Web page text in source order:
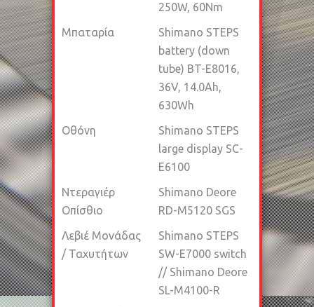
250W, 60Nm
Μπαταρία
Shimano STEPS
battery (down
tube) BT-E8016,
36V, 14.0Ah,
630Wh
Οθόνη
Shimano STEPS
large display SC-
E6100
Ντεραγιέρ
Οπίσθιο
Shimano Deore
RD-M5120 SGS
Λεβιέ Μονάδας
/ Ταχυτήτων
Shimano STEPS
SW-E7000 switch
// Shimano Deore
SL-M4100-R